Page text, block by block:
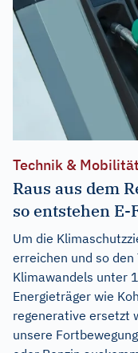
Technik & Mobilität
Raus aus dem
so entstehen E-
Um die
erreichen und so
Klimawandels unter
Energieträger wie
regenerative ersetzt
unsere